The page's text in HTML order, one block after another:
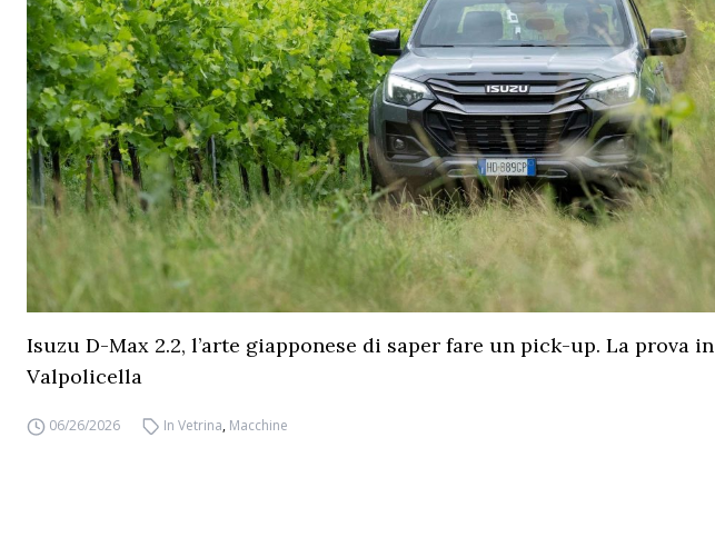
Isuzu D-Max 2.2, l’arte giapponese di saper fare un pick-up. La prova in
Valpolicella
06/26/2026 In Vetrina, Macchine